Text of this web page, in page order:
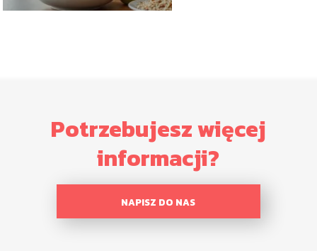
Potrzebujesz więcej
informacji?
NAPISZ DO NAS